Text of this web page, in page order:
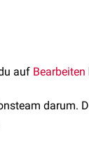
einen
conjuguée
auf Bearbeiten
darum.